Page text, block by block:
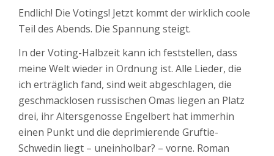
Endlich! Die Votings! Jetzt kommt der wirklich coole
Teil des Abends. Die Spannung steigt.
In der Voting-Halbzeit kann ich feststellen, dass
meine Welt wieder in Ordnung ist. Alle Lieder, die
ich erträglich fand, sind weit abgeschlagen, die
geschmacklosen russischen Omas liegen an Platz
drei, ihr Altersgenosse Engelbert hat immerhin
einen Punkt und die deprimierende Gruftie-
Schwedin liegt – uneinholbar? – vorne. Roman